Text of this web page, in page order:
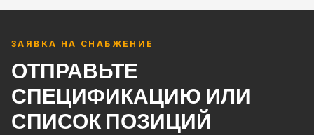
ЗАЯВКА НА СНАБЖЕНИЕ
ОТПРАВЬТЕ
СПЕЦИФИКАЦИЮ ИЛИ
СПИСОК ПОЗИЦИЙ